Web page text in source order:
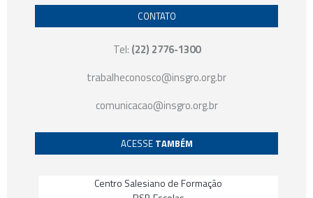
CONTATO
Tel: (22) 2776-1300
trabalheconosco@insgro.org.br
comunicacao@insgro.org.br
ACESSE TAMBÉM
Centro Salesiano de Formação